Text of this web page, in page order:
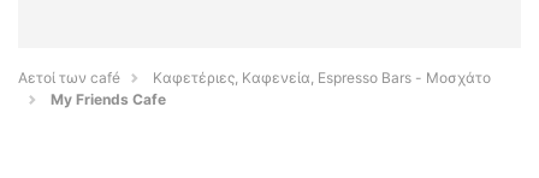
Αετοί των café
Καφετέριες, Καφενεία, Espresso Bars - Μοσχάτο
My Friends Cafe